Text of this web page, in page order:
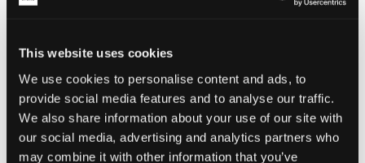
This website uses cookies
We use cookies to personalise content and ads, to
provide social media features and to analyse our traffic.
We also share information about your use of our site with
our social media, advertising and analytics partners who
may combine it with other information that you’ve
MAATTABEL
KIES EEN MAAT